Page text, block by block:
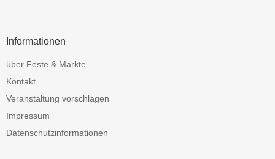
Informationen
über Feste & Märkte
Kontakt
Veranstaltung vorschlagen
Impressum
Datenschutzinformationen